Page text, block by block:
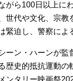
がら100日以上に
世代や文化、宗
緊迫し、警察によ
ーン・ハーンが
歴史的抵抗運動